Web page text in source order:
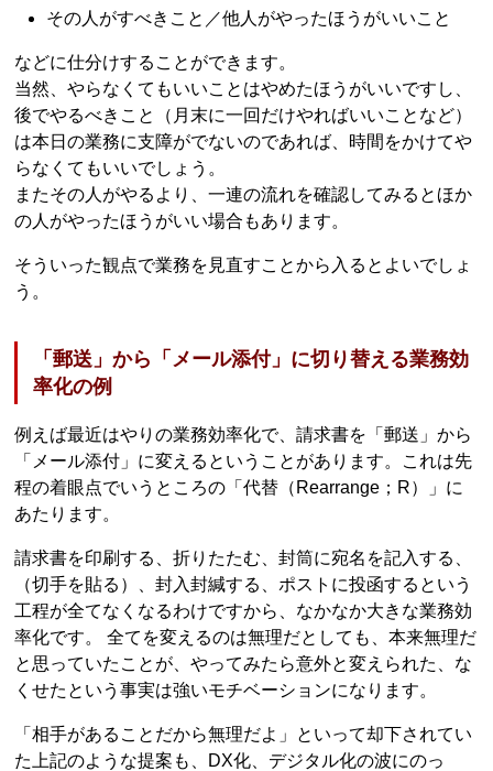
その人がすべきこと／他人がやったほうがいいこと
などに仕分けすることができます。
当然、やらなくてもいいことはやめたほうがいいですし、
後でやるべきこと（月末に一回だけやればいいことなど）
は本日の業務に支障がでないのであれば、時間をかけてや
らなくてもいいでしょう。
またその人がやるより、一連の流れを確認してみるとほか
の人がやったほうがいい場合もあります。
そういった観点で業務を見直すことから入るとよいでしょ
う。
「郵送」から「メール添付」に切り替える業務効
率化の例
例えば最近はやりの業務効率化で、請求書を「郵送」から
「メール添付」に変えるということがあります。これは先
程の着眼点でいうところの「代替（Rearrange；R）」に
あたります。
請求書を印刷する、折りたたむ、封筒に宛名を記入する、
（切手を貼る）、封入封緘する、ポストに投函するという
工程が全てなくなるわけですから、なかなか大きな業務効
率化です。 全てを変えるのは無理だとしても、本来無理だ
と思っていたことが、やってみたら意外と変えられた、な
くせたという事実は強いモチベーションになります。
「相手があることだから無理だよ」といって却下されてい
た上記のような提案も、DX化、デジタル化の波にのっ